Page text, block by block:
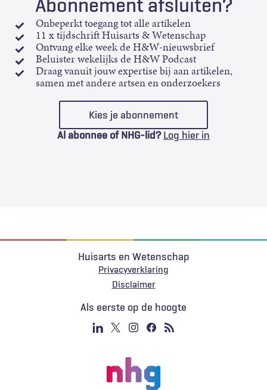
Abonnement afsluiten?
Onbeperkt toegang tot alle artikelen
11 x tijdschrift Huisarts & Wetenschap
Ontvang elke week de H&W-nieuwsbrief
Beluister wekelijks de H&W Podcast
Draag vanuit jouw expertise bij aan artikelen,
samen met andere artsen en onderzoekers
Kies je abonnement
Al abonnee of NHG-lid? Log hier in
Huisarts en Wetenschap
Privacyverklaring
Voet
Disclaimer
Als eerste op de hoogte